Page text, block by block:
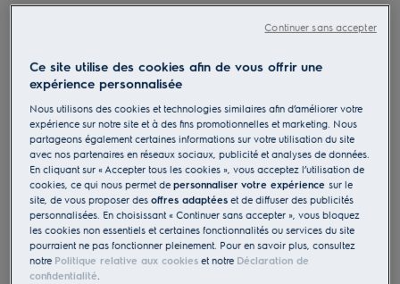
Tapez pour zoomer
EB6SL80SP
Four encastrable EURO Pyrolyse
Noir effet miroir
4.8 (8)
EU Fiche produit
Ce site utilise des cookies afin de vous offrir une
expérience personnalisée
Nous utilisons des cookies et technologies similaires afin d’améliorer votre
expérience sur notre site et à des fins promotionnelles et marketing. Nous
partageons également certaines informations sur votre utilisation du site
avec nos partenaires en réseaux sociaux, publicité et analyses de données.
En cliquant sur « Accepter tous les cookies », vous acceptez l’utilisation de
cookies, ce qui nous permet depersonnaliser votre expériencesur le
site, de vous proposer desoffres adaptées et de diffuser des publicités
personnalisées. En choisissant « Continuer sans accepter », vous bloquez
les cookies non essentiels et certaines fonctionnalités ou services du site
pourraient ne pas fonctionner pleinement. Pour en savoir plus, consultez
notre Politique relative aux cookies et notre Déclaration de
confidentialité.
Continuer sans accepter